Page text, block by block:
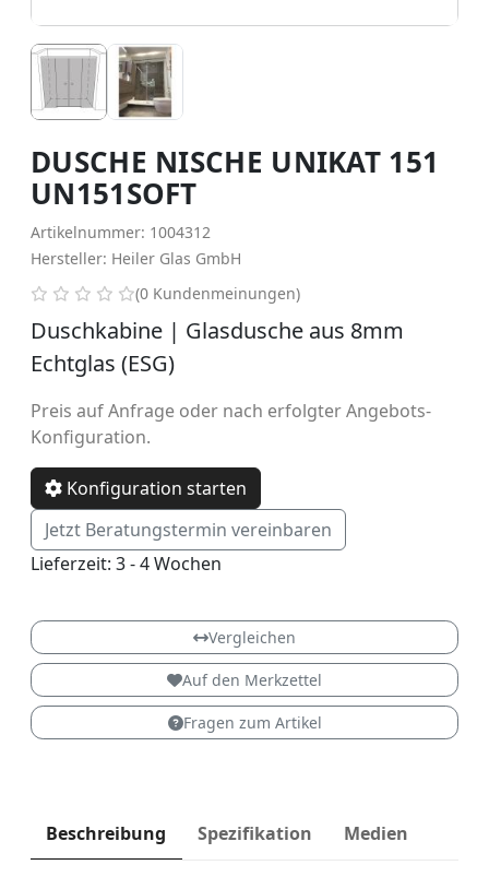
DUSCHE NISCHE UNIKAT 151
UN151SOFT
Artikelnummer: 1004312
Hersteller: Heiler Glas GmbH
0 von 5 Sternen
(0 Kundenmeinungen)
Duschkabine | Glasdusche aus 8mm
Echtglas (ESG)
Preis auf Anfrage oder nach erfolgter Angebots-
Konfiguration.
Konfiguration starten
Jetzt Beratungstermin vereinbaren
Lieferzeit: 3 - 4 Wochen
Softslide
Vergleichen
Auf den Merkzettel
Fragen zum Artikel
Beschreibung Spezifikation Medien